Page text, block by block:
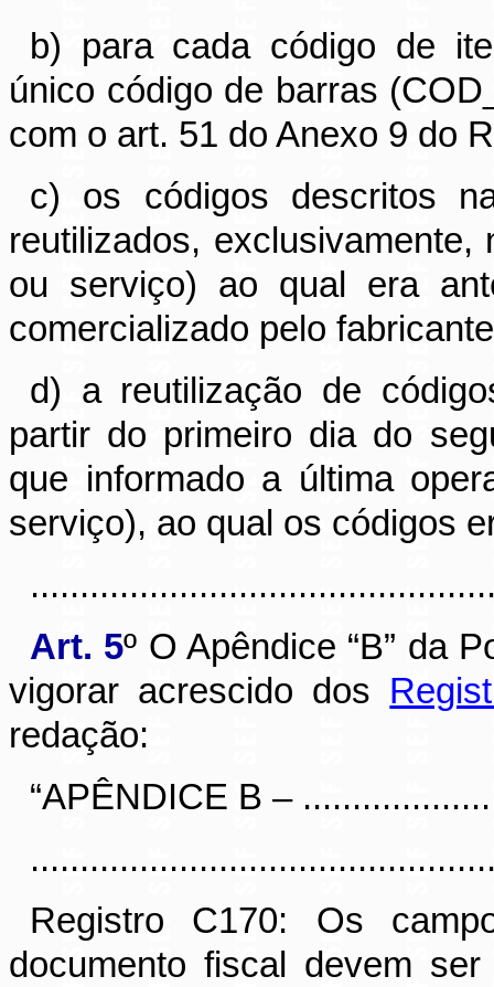
b) para cada código de
único código de barras
com o art. 51 do Anexo 9 do
c) os códigos descritos
reutilizados,
ou serviço) ao qual era
comercializado pelo
d) a reutilização de
partir do primeiro dia do
que informado a última
serviço), ao qual os códigos
Art. 5º O Apêndice “B” da
vigorar acrescido dos
redação:
“APÊNDICE B –
Registro C170: Os
documento fiscal devem